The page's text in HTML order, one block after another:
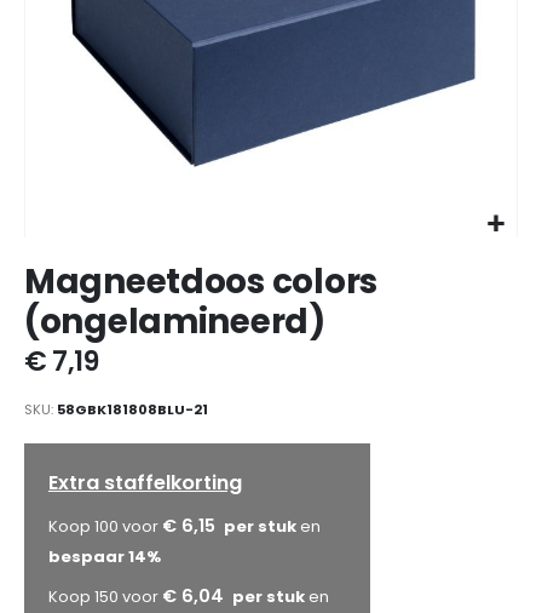
naar
het
begin
van
de
afbeeldingen-
Magneetdoos colors
(ongelamineerd)
€ 7,19
SKU 58GBK181808BLU-21
Extra staffelkorting
Koop 100 voor € 6,15
en
bespaar14%
Koop 150 voor € 6,04
en